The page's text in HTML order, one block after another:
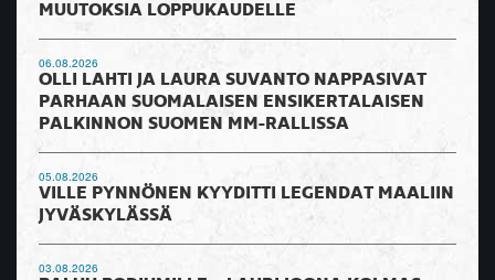
MUUTOKSIA LOPPUKAUDELLE
06.08.2026
OLLI LAHTI JA LAURA SUVANTO NAPPASIVAT
PARHAAN SUOMALAISEN ENSIKERTALAISEN
PALKINNON SUOMEN MM-RALLISSA
05.08.2026
VILLE PYNNÖNEN KYYDITTI LEGENDAT MAALIIN
JYVÄSKYLÄSSÄ
03.08.2026